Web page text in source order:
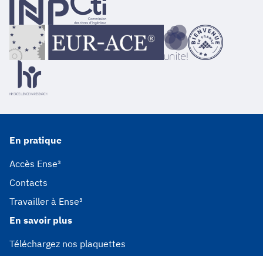
En pratique
Accès Ense³
Contacts
Travailler à Ense³
En savoir plus
Téléchargez nos plaquettes